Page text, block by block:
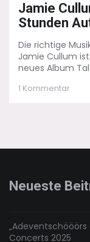
Jamie
Stunden
Die richtige
Jamie Cullum
neues Album
1 Kommentarzu
Neueste
„Adeventschööörs
Concerts 2025